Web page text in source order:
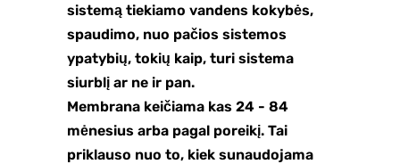
sistemą tiekiamo vandens kokybės,
spaudimo, nuo pačios sistemos
ypatybių, tokių kaip, turi sistema
siurblį ar ne ir pan.
Membrana keičiama kas 24 - 84
mėnesius arba pagal poreikį. Tai
priklauso nuo to, kiek sunaudojama